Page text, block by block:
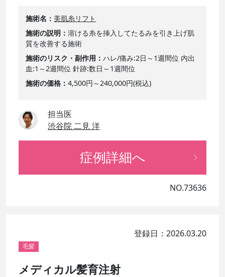
施術名
美肌糸リフト
施術の説明
溶ける糸を挿入してたるみを引き上げ肌
質を改善する施術
施術のリスク・副作用
ハレ/痛み:2日～1週間位 内出
血:1～2週間位 針跡:数日～1週間位
施術の価格
4,500円～240,000円(税込)
担当医
渋谷院 二見 洋
症例詳細へ
NO.73636
登録日：2026.03.20
毛髪
メディカル髪育注射